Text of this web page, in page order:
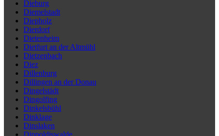
Dieburg
Diemelstadt
Diepholz
Dierdorf
Dietenheim
Dietfurt an der Altmühl
Dietzenbach
Diez
Dillenburg
Dillingen an der Donau
Dingelstädt
Dingolfing
Dinkelsbühl
Dinklage
Dinslaken